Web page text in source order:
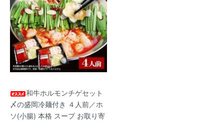
和牛ホルモンチゲセット
〆の盛岡冷麺付き ４人前／ホ
ソ(小腸) 本格 スープ お取り寄